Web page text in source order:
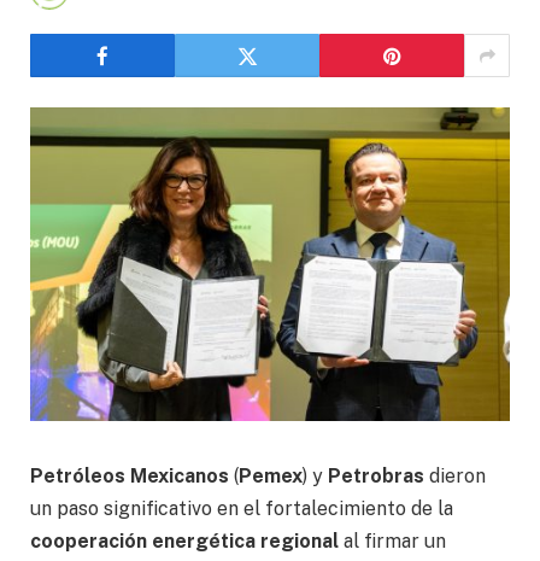
Petróleos Mexicanos (Pemex) y Petrobras dieron
un paso significativo en el fortalecimiento de la
cooperación energética regional al firmar un